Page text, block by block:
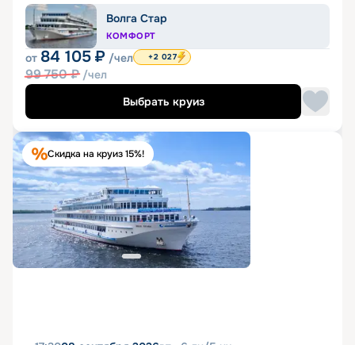
Волга Стар
КОМФОРТ
от 84 105 ₽ /чел
99 750₽ /чел
+2 027
Выбрать круиз
Скидка на круиз 15%!